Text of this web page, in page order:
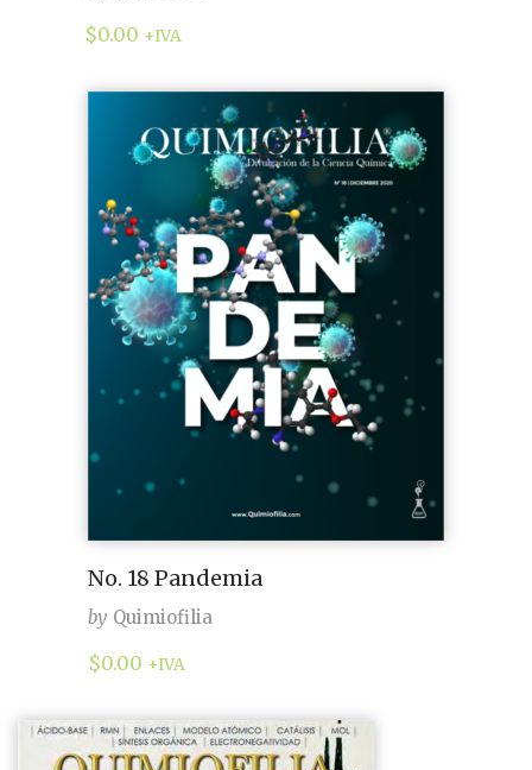
$0.00 +IVA
No. 18 Pandemia
by Quimiofilia
$0.00 +IVA